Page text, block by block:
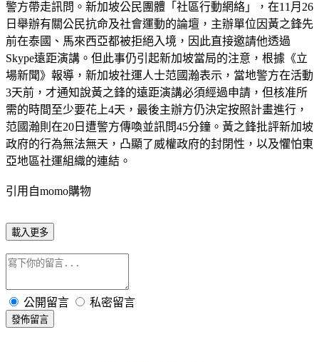
警方帶走訊問。新加坡公民團體「社區行動網絡」，在11月26
日舉辦有關公民抗命及社會運動的論壇，主辦單位因黃之鋒先
前在泰國、馬來西亞都被拒絕入境，因此直接邀請他透過
Skype遠距演講。但此事仍引起新加坡當局的注意，根據《立
場新聞》報導，新加坡社運人士范國瀚表示，當地警方在活動
3天前，才通知說黃之鋒的遠距演講必須經過申請，但核准所
需的時間至少要花上4天，最後主辦方仍決定按照計畫進行，
范國瀚則在20日遭警方傳喚並訊問45分鐘。黃之鋒批評新加坡
政府的行為無法無天，凸顯了威權政府的封閉性，以及懼怕東
亞地區社運組織的連結。
引用自momo購物
載入更多
公開留言 私密留言
發佈留言